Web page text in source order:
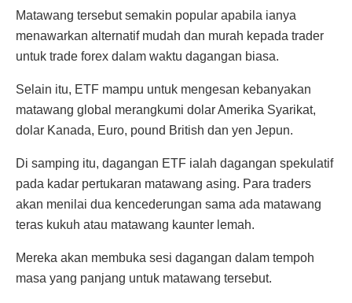
Matawang tersebut semakin popular apabila ianya
menawarkan alternatif mudah dan murah kepada trader
untuk trade forex dalam waktu dagangan biasa.
Selain itu, ETF mampu untuk mengesan kebanyakan
matawang global merangkumi dolar Amerika Syarikat,
dolar Kanada, Euro, pound British dan yen Jepun.
Di samping itu, dagangan ETF ialah dagangan spekulatif
pada kadar pertukaran matawang asing. Para traders
akan menilai dua kencederungan sama ada matawang
teras kukuh atau matawang kaunter lemah.
Mereka akan membuka sesi dagangan dalam tempoh
masa yang panjang untuk matawang tersebut.